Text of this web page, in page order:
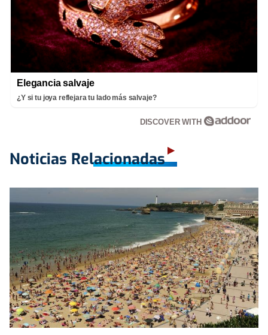
Elegancia salvaje
¿Y si tu joya reflejara tu lado más salvaje?
DISCOVER WITH
Noticias Relacionadas